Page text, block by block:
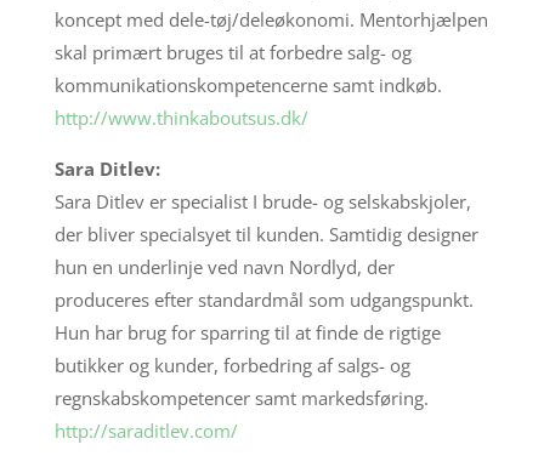
koncept med dele-tøj/deleøkonomi. Mentorhjælpen
skal primært bruges til at forbedre salg- og
kommunikationskompetencerne samt indkøb.
http://www.thinkaboutsus.dk/
Sara Ditlev:
Sara Ditlev er specialist I brude- og selskabskjoler,
der bliver specialsyet til kunden. Samtidig designer
hun en underlinje ved navn Nordlyd, der
produceres efter standardmål som udgangspunkt.
Hun har brug for sparring til at finde de rigtige
butikker og kunder, forbedring af salgs- og
regnskabskompetencer samt markedsføring.
http://saraditlev.com/